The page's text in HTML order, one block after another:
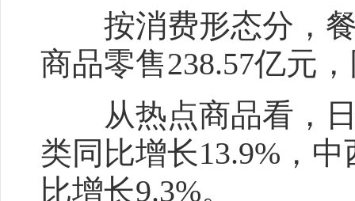
按消费形态分，餐
商品零售238.57亿元
从热点商品看，日
类同比增长13.9%，
比增长9.3%。